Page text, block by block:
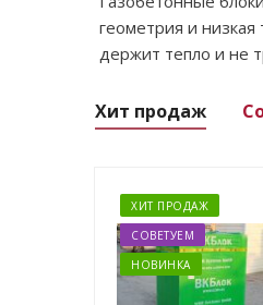
геометрия и
держит тепло и не
Хит продаж
ХИТ ПРОДАЖ
СОВЕТУЕМ
НОВИНКА